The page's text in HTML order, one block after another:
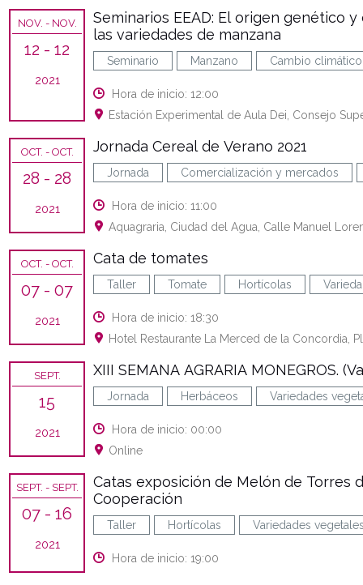
NOV. - NOV.
12 - 12
2021
Seminarios EEAD: El origen genético
las variedades de manzana
Seminario Manzano Cambio climático
Hora de inicio: 12:00
Estación Experimental de Aula Dei, Consejo
OCT. - OCT.
28 - 28
2021
Jornada Cereal de Verano 2021
Jornada Comercialización y mercados
Hora de inicio: 11:00
Aquagraria, Ciudad del Agua, Calle Manuel
OCT. - OCT.
07 - 07
2021
Cata de tomates
Taller Tomate Hortícolas
Hora de inicio: 18:30
Hotel Restaurante La Merced de la Concordia,
SEPT.
15
2021
XIII SEMANA AGRARIA MONEGROS.
Jornada Herbáceos Variedades
Hora de inicio: 00:00
Online
SEPT. - SEPT.
07 - 16
2021
Catas exposición de Melón de
Cooperación
Taller Hortícolas Variedades
Hora de inicio: 19:00